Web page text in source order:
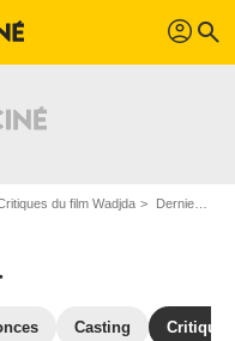
profil search
du film Wadjda Derniers Avis sur Wadjda
Casting